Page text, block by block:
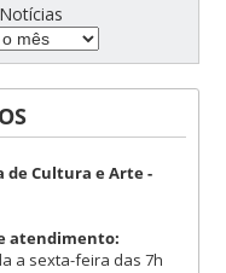
de Cultura e Arte -
atendimento:
a sexta-feira das 7h